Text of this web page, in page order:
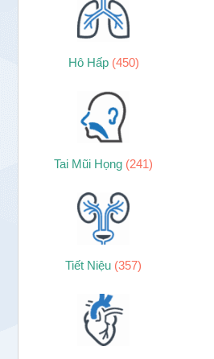
Hô Hấp (450)
Tai Mũi Họng (241)
Tiết Niệu (357)